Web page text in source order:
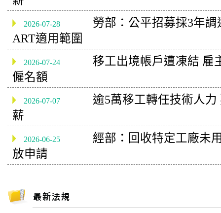
2026-07-28 勞部：公平招募採3年
ART適用範圍
2026-07-24 移工出境帳戶遭凍結 雇
僱名額
2026-07-07 逾5萬移工轉任技術人
薪
2026-06-25 經部：回收特定工廠未
放申請